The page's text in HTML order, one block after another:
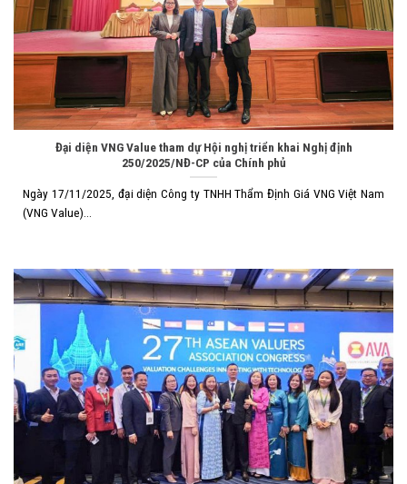
Đại diện VNG Value tham dự Hội nghị triển khai Nghị định
250/2025/NĐ-CP của Chính phủ
Ngày 17/11/2025, đại diện Công ty TNHH Thẩm Định Giá VNG Việt Nam
(VNG Value)...